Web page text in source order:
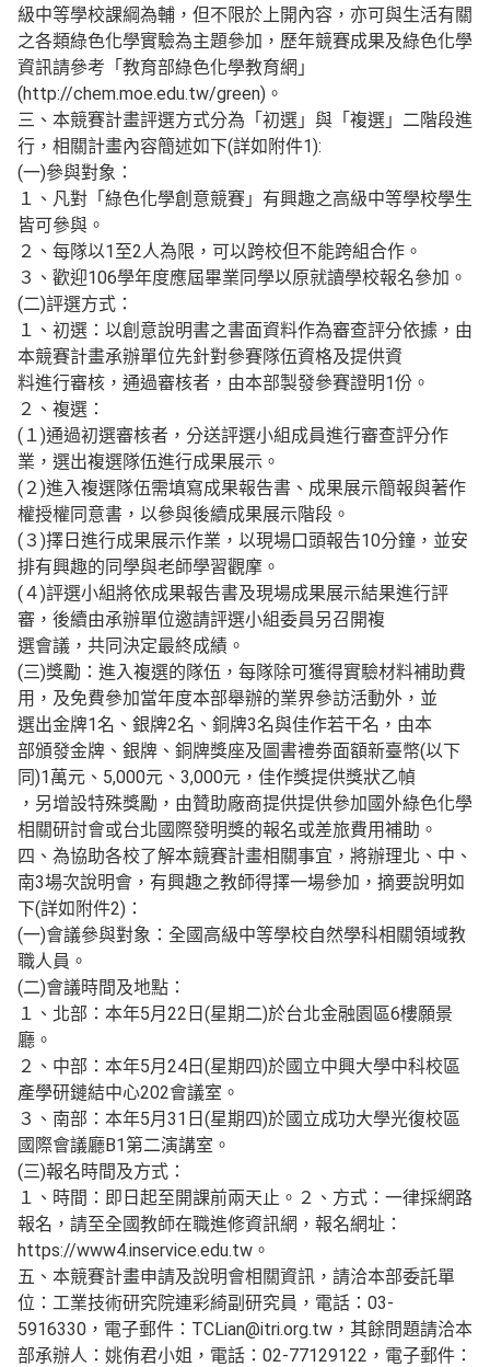
級中等學校課綱為輔，但不限於上開內容，亦可與生活有關
之各類綠色化學實驗為主題參加，歷年競賽成果及綠色化學
資訊請參考「教育部綠色化學教育網」
(http://chem.moe.edu.tw/green)。
三、本競賽計畫評選方式分為「初選」與「複選」二階段進
行，相關計畫內容簡述如下(詳如附件1):
(一)參與對象：
１、凡對「綠色化學創意競賽」有興趣之高級中等學校學生
皆可參與。
２、每隊以1至2人為限，可以跨校但不能跨組合作。
３、歡迎106學年度應屆畢業同學以原就讀學校報名參加。
(二)評選方式：
１、初選：以創意說明書之書面資料作為審查評分依據，由
本競賽計畫承辦單位先針對參賽隊伍資格及提供資
料進行審核，通過審核者，由本部製發參賽證明1份。
２、複選：
(１)通過初選審核者，分送評選小組成員進行審查評分作
業，選出複選隊伍進行成果展示。
(２)進入複選隊伍需填寫成果報告書、成果展示簡報與著作
權授權同意書，以參與後續成果展示階段。
(３)擇日進行成果展示作業，以現場口頭報告10分鐘，並安
排有興趣的同學與老師學習觀摩。
(４)評選小組將依成果報告書及現場成果展示結果進行評
審，後續由承辦單位邀請評選小組委員另召開複
選會議，共同決定最終成績。
(三)獎勵：進入複選的隊伍，每隊除可獲得實驗材料補助費
用，及免費參加當年度本部舉辦的業界參訪活動外，並
選出金牌1名、銀牌2名、銅牌3名與佳作若干名，由本
部頒發金牌、銀牌、銅牌獎座及圖書禮劵面額新臺幣(以下
同)1萬元、5,000元、3,000元，佳作獎提供獎狀乙幀
，另增設特殊獎勵，由贊助廠商提供提供參加國外綠色化學
相關研討會或台北國際發明獎的報名或差旅費用補助。
四、為協助各校了解本競賽計畫相關事宜，將辦理北、中、
南3場次說明會，有興趣之教師得擇一場參加，摘要說明如
下(詳如附件2)：
(一)會議參與對象：全國高級中等學校自然學科相關領域教
職人員。
(二)會議時間及地點：
１、北部：本年5月22日(星期二)於台北金融園區6樓願景
廳。
２、中部：本年5月24日(星期四)於國立中興大學中科校區
產學研鏈結中心202會議室。
３、南部：本年5月31日(星期四)於國立成功大學光復校區
國際會議廳B1第二演講室。
(三)報名時間及方式：
１、時間：即日起至開課前兩天止。２、方式：一律採網路
報名，請至全國教師在職進修資訊網，報名網址：
https://www4.inservice.edu.tw。
五、本競賽計畫申請及說明會相關資訊，請洽本部委託單
位：工業技術研究院連彩綺副研究員，電話：03-
5916330，電子郵件：TCLian@itri.org.tw，其餘問題請洽本
部承辦人：姚侑君小姐，電話：02-77129122，電子郵件：